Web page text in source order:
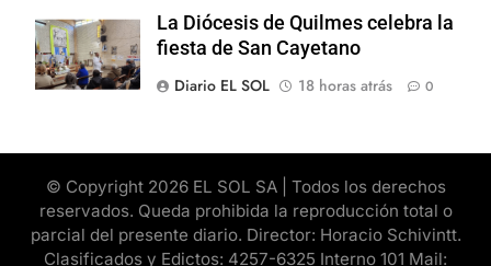
La Diócesis de Quilmes celebra la
fiesta de San Cayetano
Diario EL SOL
18 horas atrás 0
© Copyright 2026 EL SOL SA | Todos los derechos
reservados. Queda prohibida la reproducción total o
parcial del presente diario. Director: Horacio Schivintt.
Clasificados y Edictos: 4257-6325 Interno 101 Mail: